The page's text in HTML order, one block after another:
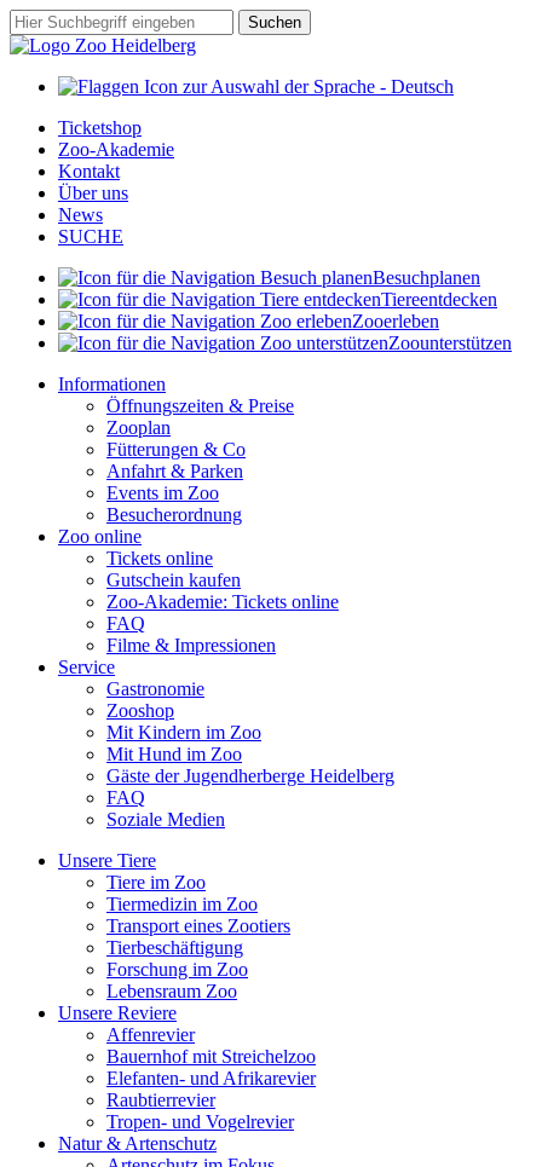
Zum
Hauptinhalt
springen
Suchbegriff Suchen
Ticketshop
Zoo-Akademie
Kontakt
Über uns
News
SUCHE
Besuchplanen
Tiereentdecken
Zooerleben
Zoounterstützen
Informationen
Öffnungszeiten & Preise
Zooplan
Fütterungen & Co
Anfahrt & Parken
Events im Zoo
Besucherordnung
Zoo online
Tickets online
Gutschein kaufen
Zoo-Akademie: Tickets online
FAQ
Filme & Impressionen
Service
Gastronomie
Zooshop
Mit Kindern im Zoo
Mit Hund im Zoo
Gäste der Jugendherberge Heidelberg
FAQ
Soziale Medien
Unsere Tiere
Tiere im Zoo
Tiermedizin im Zoo
Transport eines Zootiers
Tierbeschäftigung
Forschung im Zoo
Lebensraum Zoo
Unsere Reviere
Affenrevier
Bauernhof mit Streichelzoo
Elefanten- und Afrikarevier
Raubtierrevier
Tropen- und Vogelrevier
Natur & Artenschutz